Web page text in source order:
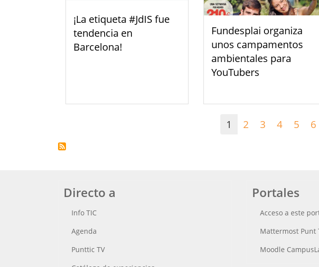
¡La etiqueta #JdIS fue
tendencia en
Barcelona!
Fundesplai organiza
unos campamentos
ambientales para
YouTubers
1 2 3 4 5 6
Directo a
Info TIC
Agenda
Punttic TV
Portales
Acceso a este
Mattermost Punt
Moodle